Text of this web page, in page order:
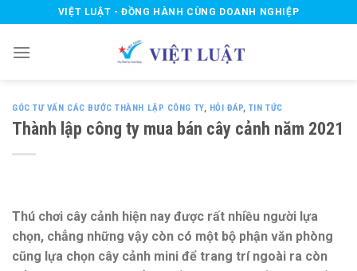
to
content
VIỆT LUẬT - ĐỒNG HÀNH CÙNG DOANH NGHIỆP
GÓC TƯ VẤN CÁC BƯỚC THÀNH LẬP CÔNG TY, HỎI ĐÁP, TIN TỨC
Thành lập công ty mua bán cây cảnh năm 2021
Thú chơi cây cảnh hiện nay được rất nhiều người lựa
chọn, chẳng những vậy còn có một bộ phận văn phòng
cũng lựa chọn cây cảnh mini để trang trí ngoài ra còn